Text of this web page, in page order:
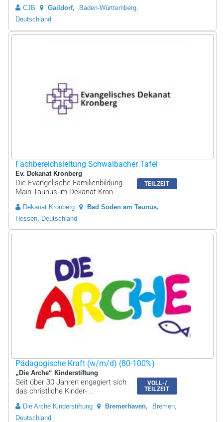
CJB Gaildorf
Baden-Württemberg,
Deutschland
Fachbereichsleitung Schwalbacher Tafel
Ev. Dekanat Kronberg
TEILZEIT
Die Evangelische Familienbildung
Main Taunus im Dekanat Kron..
Dekanat Kronberg
Bad Soden am Taunus
Hessen, Deutschland
Pädagogische Kraft (w/m/d) (80-100%)
„Die Arche“ Kinderstiftung
VOLL-/
TEILZEIT
Seit über 30 Jahren engagiert sich
das christliche Kinder- ..
Die Arche Kinderstiftung Bremerhaven
Bremen,
Deutschland